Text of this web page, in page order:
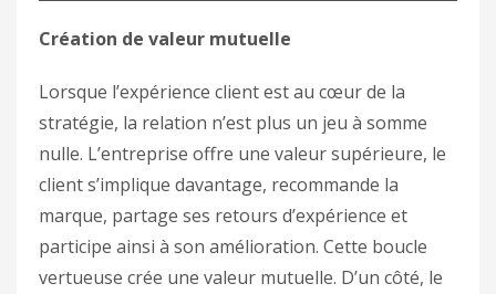
Création de valeur mutuelle
Lorsque l’expérience client est au cœur de la
stratégie, la relation n’est plus un jeu à somme
nulle. L’entreprise offre une valeur supérieure, le
client s’implique davantage, recommande la
marque, partage ses retours d’expérience et
participe ainsi à son amélioration. Cette boucle
vertueuse crée une valeur mutuelle. D’un côté, le